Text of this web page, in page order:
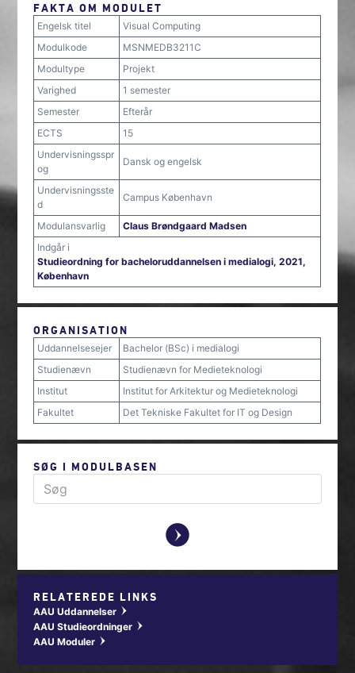
FAKTA OM MODULET
Engelsk titel
Visual Computing
Modulkode
MSNMEDB3211C
Modultype
Projekt
Varighed
1 semester
Semester
Efterår
ECTS
15
Undervisningsspr
og
Dansk og engelsk
Undervisningsste
d
Campus København
Modulansvarlig
Claus Brøndgaard Madsen
Indgår i
Studieordning for bacheloruddannelsen i medialogi, 2021,
København
ORGANISATION
Uddannelsesejer
Bachelor (BSc) i medialogi
Studienævn
Studienævn for Medieteknologi
Institut
Institut for Arkitektur og Medieteknologi
Fakultet
Det Tekniske Fakultet for IT og Design
SØG I MODULBASEN
y
RELATEREDE LINKS
AAU Uddannelser w
AAU Studieordninger w
AAU Moduler w